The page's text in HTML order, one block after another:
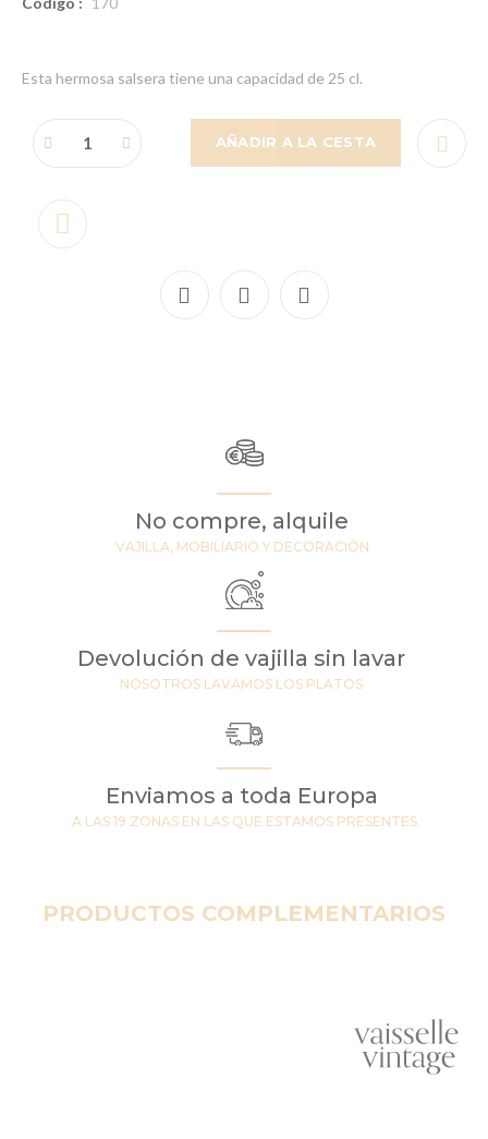
Esta hermosa salsera tiene una capacidad de 25 cl.
AÑADIR A LA CESTA
No compre, alquile
VAJILLA, MOBILIARIO Y DECORACIÓN
Devolución de vajilla sin lavar
NOSOTROS LAVAMOS LOS PLATOS
Enviamos a toda Europa
A LAS 19 ZONAS EN LAS QUE ESTAMOS PRESENTES
PRODUCTOS COMPLEMENTARIOS